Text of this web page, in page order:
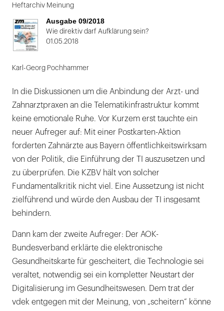
1
von
2
Heftarchiv Meinung
Ausgabe 09/2018
Wie direktiv darf Aufklärung sein?
01.05.2018
Karl-Georg Pochhammer
In die Diskussionen um die Anbindung der Arzt- und
Zahnarztpraxen an die Telematikinfrastruktur kommt
keine emotionale Ruhe. Vor Kurzem erst tauchte ein
neuer Aufreger auf: Mit einer Postkarten-Aktion
forderten Zahnärzte aus Bayern öffentlichkeitswirksam
von der Politik, die Einführung der TI auszusetzen und
zu überprüfen. Die KZBV hält von solcher
Fundamentalkritik nicht viel. Eine Aussetzung ist nicht
zielführend und würde den Ausbau der TI insgesamt
behindern.
Dann kam der zweite Aufreger: Der AOK-
Bundesverband erklärte die elektronische
Gesundheitskarte für gescheitert, die Technologie sei
veraltet, notwendig sei ein kompletter Neustart der
Digitalisierung im Gesundheitswesen. Dem trat der
vdek entgegen mit der Meinung, von „scheitern“ könne